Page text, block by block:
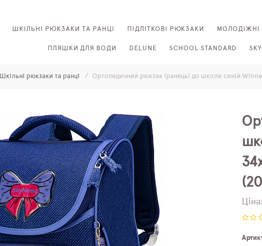
ШКІЛЬНІ РЮКЗАКИ ТА РАНЦІ ПІДЛІТКОВІ РЮКЗАКИ МОЛОДІЖНІ
ПЛЯШКИ ДЛЯ ВОДИ DELUNE SCHOOL STANDARD
Шкільні рюкзаки та ранці Ортопедичний рюкзак (ранець) до школи синій
Ціна: